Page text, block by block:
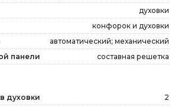
духовки
конфорок и духовки
автоматический; механический
панели
составная решетка
духовки
2